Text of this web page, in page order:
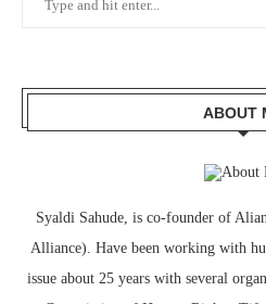
ABOUT
Syaldi Sahude, is co-founder of
Alliance). Have been working with
issue about 25 years with several